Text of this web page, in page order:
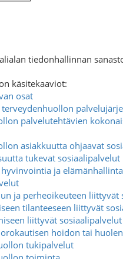
tiedonhallinnan
käsitekaaviot:
osat
terveydenhuollon
palvelutehtävien
asiakkuutta ohjaavat
tukevat sosiaalipalvelut
hyvinvointia ja
ja perheoikeuteen liittyvät
tilanteeseen liittyvät
liittyvät sosiaalipalvelut
hoidon tai
tukipalvelut